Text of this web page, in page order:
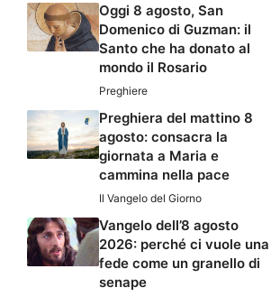
Oggi 8 agosto, San
Domenico di Guzman: il
Santo che ha donato al
mondo il Rosario
Preghiere
Preghiera del mattino 8
agosto: consacra la
giornata a Maria e
cammina nella pace
Il Vangelo del Giorno
Vangelo dell’8 agosto
2026: perché ci vuole una
fede come un granello di
senape